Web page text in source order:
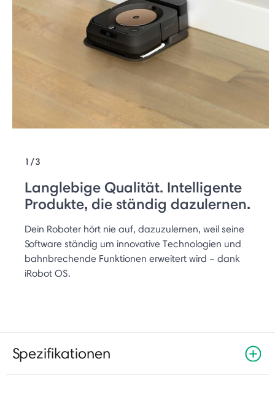
1/3
Langlebige Qualität. Intelligente
Produkte, die ständig dazulernen.
Dein Roboter hört nie auf, dazuzulernen, weil seine
Software ständig um innovative Technologien und
bahnbrechende Funktionen erweitert wird – dank
iRobot OS.
Spezifikationen